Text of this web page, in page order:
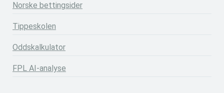
Norske bettingsider
Tippeskolen
Oddskalkulator
FPL AI-analyse